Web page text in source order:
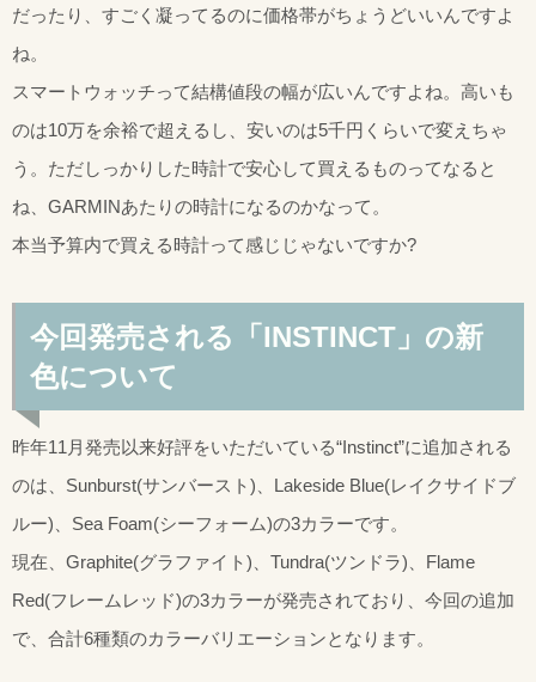
だったり、すごく凝ってるのに価格帯がちょうどいいんですよ
ね。
スマートウォッチって結構値段の幅が広いんですよね。高いも
のは10万を余裕で超えるし、安いのは5千円くらいで変えちゃ
う。ただしっかりした時計で安心して買えるものってなると
ね、GARMINあたりの時計になるのかなって。
本当予算内で買える時計って感じじゃないですか?
今回発売される「INSTINCT」の新
色について
昨年11月発売以来好評をいただいている“Instinct”に追加される
のは、Sunburst(サンバースト)、Lakeside Blue(レイクサイドブ
ルー)、Sea Foam(シーフォーム)の3カラーです。
現在、Graphite(グラファイト)、Tundra(ツンドラ)、Flame
Red(フレームレッド)の3カラーが発売されており、今回の追加
で、合計6種類のカラーバリエーションとなります。